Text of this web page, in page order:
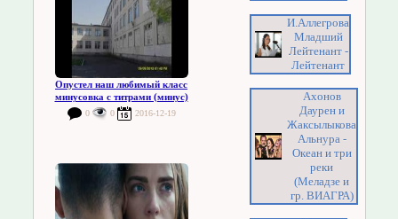
Опустел наш любимый класс
минусовка с титрами (минус)
0 0 2016-12-19
И.Аллегрова
Младший
Лейтенант -
Лейтенант
Ахонов
Даурен и
Жаксылыкова
Альнура -
Океан и три
реки
(Меладзе и
гр. ВИАГРА)